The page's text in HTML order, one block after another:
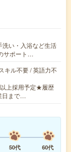
い・入浴など生活
サポート…
キル不要 / 英語力不
上採用予定★履歴
日まで…
50代
60代